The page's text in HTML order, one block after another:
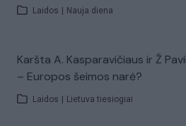
Laidos Nauja diena
Karšta A. Kasparavičiaus ir Ž
– Europos šeimos narė?
Laidos Lietuva tiesiogiai